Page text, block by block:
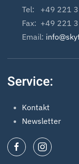
Tel: +49 221
Fax: +49 221
Email:
Service:
Kontakt
Newsletter